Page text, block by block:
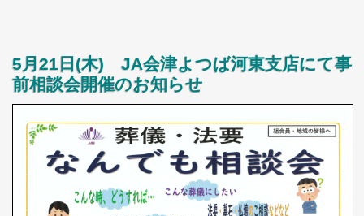
5月21日(木) JA会津よつば河東支店にて事
前相談会開催のお知らせ